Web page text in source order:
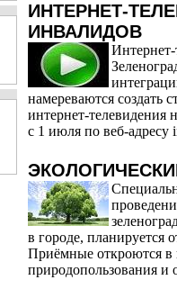
ИНТЕРНЕТ-
ИНВАЛИДОВ
намереваются создать
интернет-телевидения
с 1 июля по веб-
в городе, планируется
Приёмные откроются в
природопользования